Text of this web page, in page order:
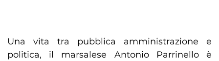
Una vita tra pubblica amministrazione e
politica, il marsalese Antonio Parrinello è